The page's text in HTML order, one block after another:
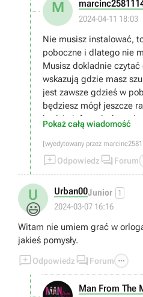
M
2024-04-11 18:03
Nie musisz instalować,
poboczne i dlatego nie
Musisz dokladnie
wskazują gdzie masz
jest zawsze gdzieś w
będziesz mógł jeszcze
będzie info o ukończeniu.
Pokaż całą wiadomość
[wyedytowany przez
Odpowiedz  Forum
U
😃
Urban00Junior 1
2024-03-07 16:16
Witam nie umiem grać w
jakieś pomysły.
Odpowiedz  Forum 
Man From The